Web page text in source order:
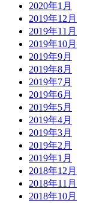
2020年1月
2019年12月
2019年11月
2019年10月
2019年9月
2019年8月
2019年7月
2019年6月
2019年5月
2019年4月
2019年3月
2019年2月
2019年1月
2018年12月
2018年11月
2018年10月